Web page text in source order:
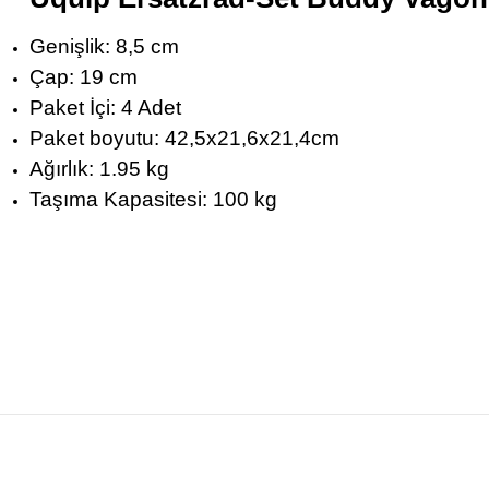
Genişlik: 8,5 cm
Çap: 19 cm
Paket İçi: 4 Adet
Paket boyutu: 42,5x21,6x21,4cm
Ağırlık: 1.95 kg
Taşıma Kapasitesi: 100 kg